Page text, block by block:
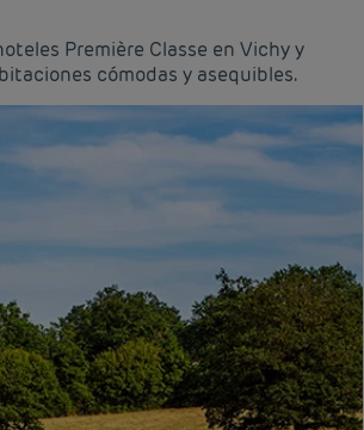
Première Classe en Vichy y
cómodas y asequibles.